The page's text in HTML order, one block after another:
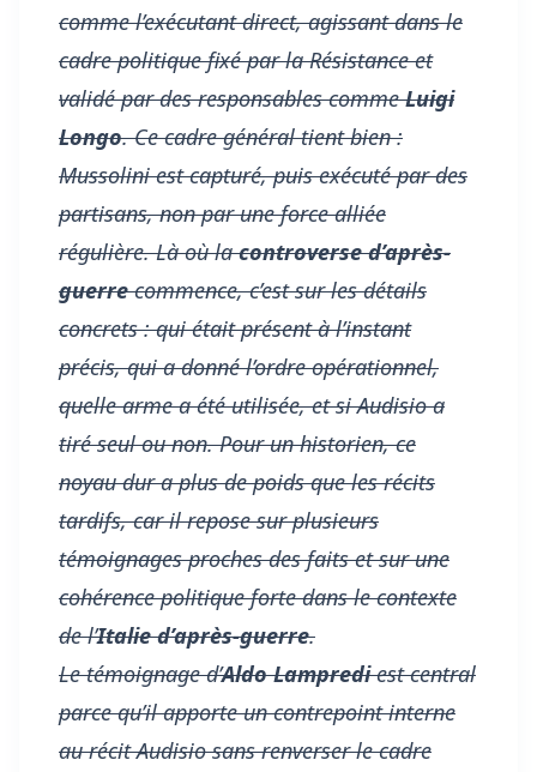
comme l’exécutant direct, agissant dans le
cadre politique fixé par la Résistance et
validé par des responsables commeLuigi
Longo. Ce cadre général tient bien :
Mussolini est capturé, puis exécuté par des
partisans, non par une force alliée
régulière. Là où lacontroverse d’après-
guerrecommence, c’est sur les détails
concrets : qui était présent à l’instant
précis, qui a donné l’ordre opérationnel,
quelle arme a été utilisée, et si Audisio a
tiré seul ou non. Pour un historien, ce
noyau dur a plus de poids que les récits
tardifs, car il repose sur plusieurs
témoignages proches des faits et sur une
cohérence politique forte dans le contexte
de l’Italie d’après-guerre.
Le témoignage d’Aldo Lamprediest central
parce qu’il apporte un contrepoint interne
au récit Audisio sans renverser le cadre